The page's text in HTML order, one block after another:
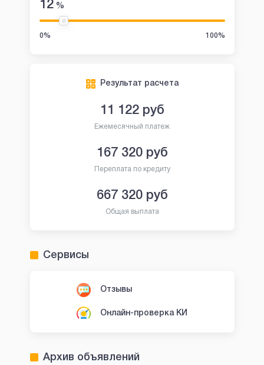
12%
0% 100%
Результат расчета
11 122руб
Ежемесячный платеж
167 320руб
Переплата по кредиту
667 320руб
Общая выплата
Сервисы
Отзывы
Онлайн-проверка КИ
Архив объявлений